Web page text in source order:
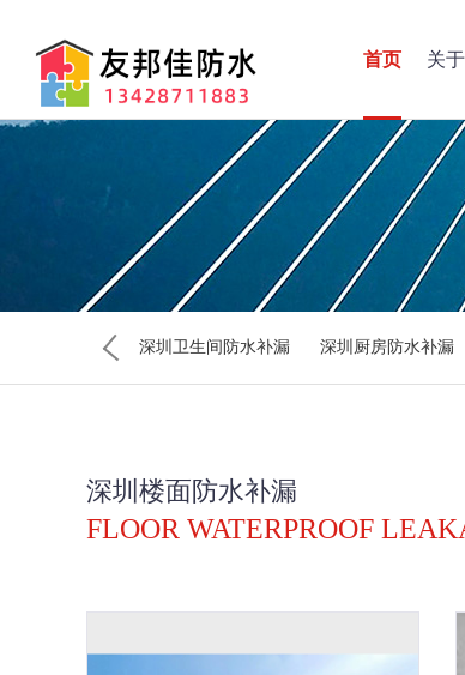
首页 关
深圳卫生间防水补漏 深圳厨房防水补漏
深圳楼面防水补漏
FLOOR WATERPROOF